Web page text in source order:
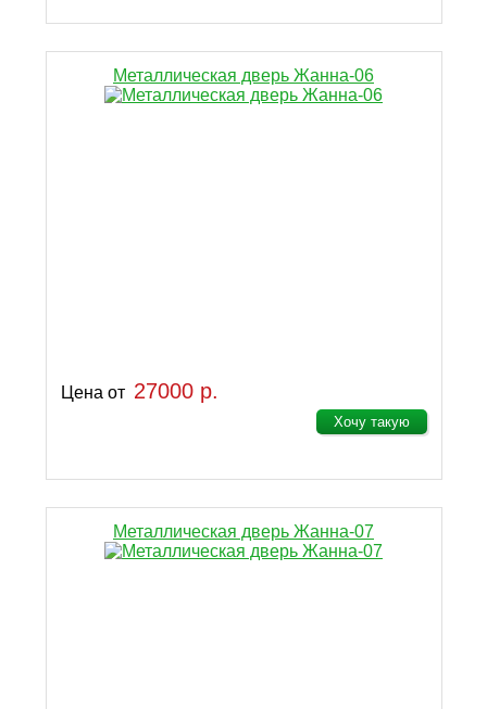
Металлическая дверь Жанна-06
Цена от 27000 р.
Хочу такую
Металлическая дверь Жанна-07